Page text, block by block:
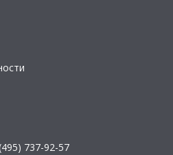
737-92-57